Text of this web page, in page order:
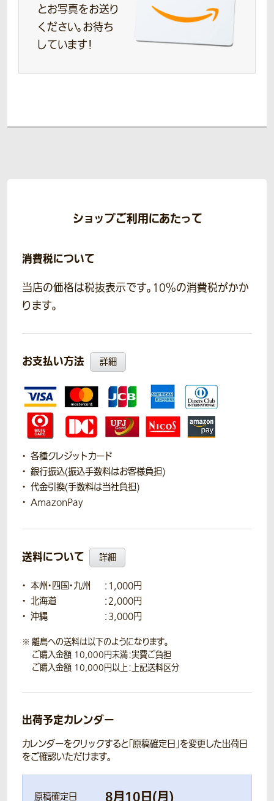
とお写真をお送り
ください。お待ち
しています！
ショップご利用にあたって
消費税について
当店の価格は税抜表示です。10％の消費税がかか
ります。
お支払い方法 詳細
各種クレジットカード
銀行振込(振込手数料はお客様負担)
代金引換(手数料は当社負担)
AmazonPay
送料について 詳細
本州・四国・九州
：1,000円
北海道
：2,000円
沖縄
：3,000円
離島への送料は以下のようになります。
ご購入金額 10,000円未満：実費ご負担
ご購入金額 10,000円以上：上記送料区分
出荷予定カレンダー
カレンダーをクリックすると「原稿確定日」を変更した出荷日
をご確認いただけます。
原稿確定日 8月10日(月)